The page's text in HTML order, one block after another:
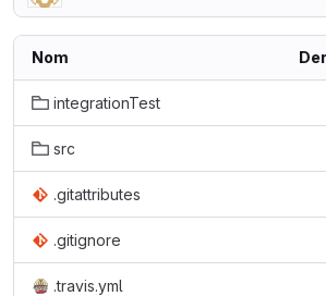
Nom
integrationTest
src
.gitattributes
.gitignore
.travis.yml